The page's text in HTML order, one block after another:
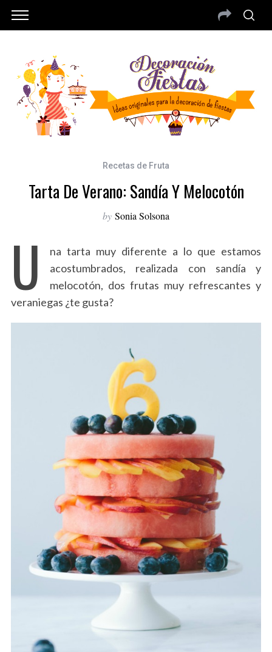
Recetas de Fruta
Tarta De Verano: Sandía Y Melocotón
by Sonia Solsona
U
na tarta muy diferente a lo que estamos
acostumbrados, realizada con sandía y
melocotón, dos frutas muy refrescantes y
veraniegas ¿te gusta?